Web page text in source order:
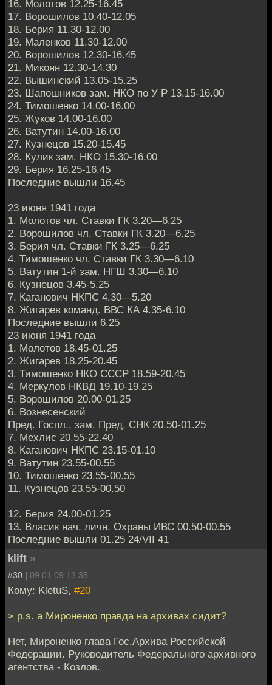
16. Молотов 12.25-16.45
17. Ворошилов 10.40-12.05
18. Берия 11.30-12.00
19. Маленков 11.30-12.00
20. Ворошилов 12.30-16.45
21. Микоян 12.30-14.30
22. Вышинский 13.05-15.25
23. Шапошников зам. НКО по У Р 13.15-16.00
24. Тимошенко 14.00-16.00
25. Жуков 14.00-16.00
26. Ватутин 14.00-16.00
27. Кузнецов 15.20-15.45
28. Кулик зам. НКО 15.30-16.00
29. Берия 16.25-16.45
Последние вышли 16.45
23 июня 1941 года
1. Молотов чл. Ставки ГК 3.20—6.25
2. Ворошилов чл. Ставки ГК 3.20—6.25
3. Берия чл. Ставки ГК 3.25—6.25
4. Тимошенко чл. Ставки ГК 3.30—6.10
5. Ватутин 1-й зам. НГШ 3.30—6.10
6. Кузнецов 3.45-5.25
7. Каганович НКПС 4.30—5.20
8. Жигарев команд. ВВС КА 4.35-6.10
Последние вышли 6.25
23 июня 1941 года
1. Молотов 18.45-01.25
2. Жигарев 18.25-20.45
3. Тимошенко НКО СССР 18.59-20.45
4. Меркулов НКВД 19.10-19.25
5. Ворошилов 20.00-01.25
6. Вознесенский
Пред. Госпл., зам. Пред. СНК 20.50-01.25
7. Мехлис 20.55-22.40
8. Каганович НКПС 23.15-01.10
9. Ватутин 23.55-00.55
10. Тимошенко 23.55-00.55
11. Кузнецов 23.55-00.50
12. Берия 24.00-01.25
13. Власик нач. личн. Охраны ИВС 00.50-00.55
Последние вышли 01.25 24/VII 41
klift »
#30 | 09.01.09 13:35
Кому: KletuS, #20
> p.s. а Мироненко правда на архивах сидит?
Нет, Мироненко глава Гос.Архива Российской
Федерации. Руководитель Федерального архивного
агентства - Козлов.